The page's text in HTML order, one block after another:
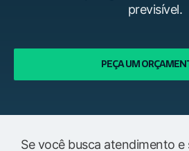
previsível.
PEÇA UM
Se você busca atendimento